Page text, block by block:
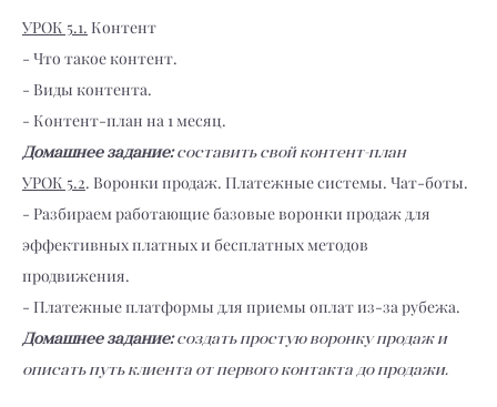
УРОК 5.1. Контент
- Что такое контент.
- Виды контента.
- Контент-план на 1 месяц.
Домашнее задание:составить свой контент-план
УРОК 5.2. Воронки продаж. Платежные системы. Чат-боты.
- Разбираем работающие базовые воронки продаж для
эффективных платных и бесплатных методов
продвижения.
- Платежные платформы для приемы оплат из-за рубежа.
Домашнее задание:создать простую воронку продаж и
описать путь клиента от первого контакта до продажи.